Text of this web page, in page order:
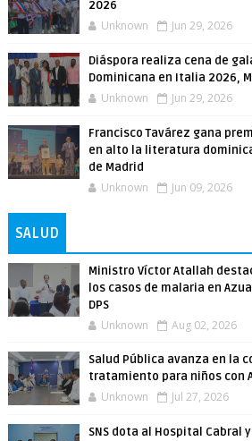
2026
Unknown Jun 29, 2026
Diáspora realiza cena de
Dominicana en Italia 2026,
Unknown Jun 29, 2026
Francisco Tavárez gana
en alto la literatura
de Madrid
Unknown Jun 09, 2026
SALUD
Ministro Víctor Atallah
los casos de malaria en
DPS
Unknown Aug 02, 2026
Salud Pública avanza en la
tratamiento para niños con
Unknown Jul 27, 2026
SNS dota al Hospital Cabral